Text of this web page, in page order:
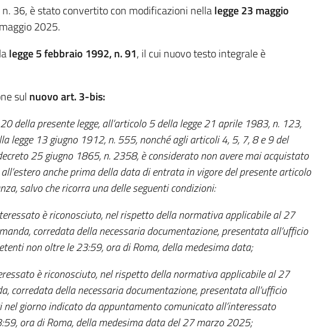
36, è stato convertito con modificazioni nellalegge23 maggio
2025.
legge 5 febbraio 1992, n. 91, il cui nuovo testo integrale è
sul nuovo art. 3-bis:
della presente legge, all’articolo 5 della legge 21 aprile 1983, n. 123,
legge 13 giugno 1912, n. 555, nonché agli articoli 4, 5, 7, 8 e 9 del
25 giugno 1865, n. 2358, è considerato non avere mai acquistato
anche prima della data di entrata in vigore del presente articolo
salvo che ricorra una delle seguenti condizioni:
è riconosciuto, nel rispetto della normativa applicabile al 27
corredata della necessaria documentazione, presentata all’ufficio
non oltre le 23:59, ora di Roma, della medesima data;
è riconosciuto, nel rispetto della normativa applicabile al 27
corredata della necessaria documentazione, presentata all’ufficio
giorno indicato da appuntamento comunicato all’interessato
ora di Roma, della medesima data del 27 marzo 2025;